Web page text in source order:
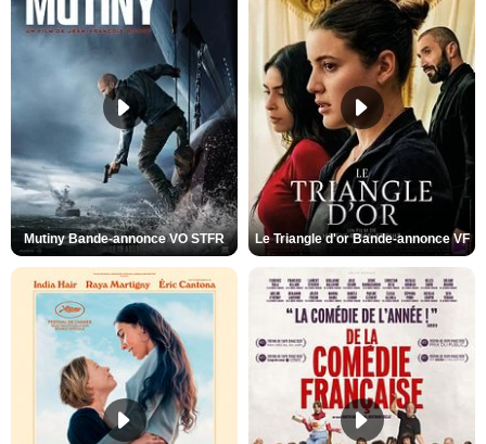
Mutiny Bande-annonce VO STFR Le Triangle d'or Bande-annonce VF